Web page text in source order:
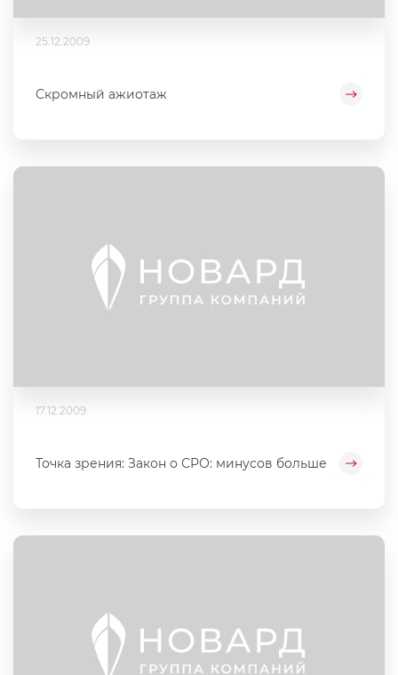
25.12.2009
Скромный ажиотаж
17.12.2009
Точка зрения: Закон о СРО: минусов больше